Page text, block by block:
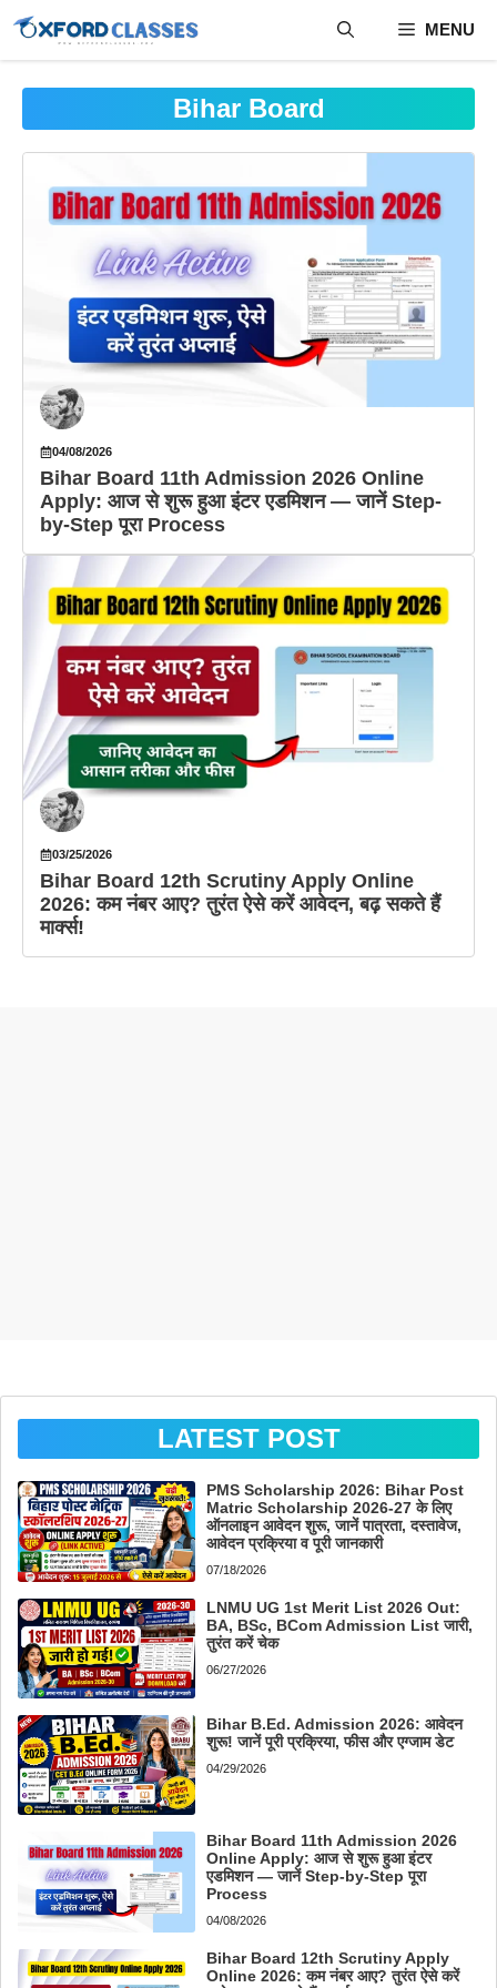
content
MENU
Bihar Board
04/08/2026
Bihar Board 11th Admission 2026 Online
Apply: आज से शुरू हुआ इंटर एडमिशन — जानें Step-
by-Step पूरा Process
03/25/2026
Bihar Board 12th Scrutiny Apply Online
2026: कम नंबर आए? तुरंत ऐसे करें आवेदन, बढ़ सकते हैं
मार्क्स!
LATEST POST
PMS Scholarship 2026: Bihar Post
Matric Scholarship 2026-27 के लिए
ऑनलाइन आवेदन शुरू, जानें पात्रता, दस्तावेज,
आवेदन प्रक्रिया व पूरी जानकारी
07/18/2026
LNMU UG 1st Merit List 2026 Out:
BA, BSc, BCom Admission List जारी,
तुरंत करें चेक
06/27/2026
Bihar B.Ed. Admission 2026: आवेदन
शुरू! जानें पूरी प्रक्रिया, फीस और एग्जाम डेट
04/29/2026
Bihar Board 11th Admission 2026
Online Apply: आज से शुरू हुआ इंटर
एडमिशन — जानें Step-by-Step पूरा
Process
04/08/2026
Bihar Board 12th Scrutiny Apply
Online 2026: कम नंबर आए? तुरंत ऐसे करें